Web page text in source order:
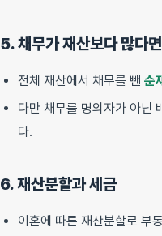
5. 채무가 재산보다 많다면
전체 재산에서 채무를 뺀 순
다만 채무를 명의자가 아닌
다.
6. 재산분할과 세금
이혼에 따른 재산분할로 부